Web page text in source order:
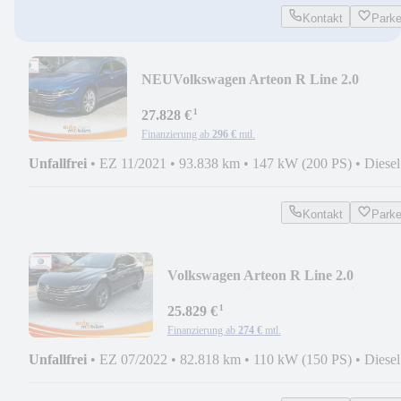
Kontakt
NEUVolkswagen Arteon R Line 2.0
27.828 €¹
Finanzierung ab 296 € mtl.
Unfallfrei • EZ 11/2021 • 93.838 km • 147 kW (200 PS) • Diesel
Kontakt
Volkswagen Arteon R Line 2.0
25.829 €¹
Finanzierung ab 274 € mtl.
Unfallfrei • EZ 07/2022 • 82.818 km • 110 kW (150 PS) • Diesel